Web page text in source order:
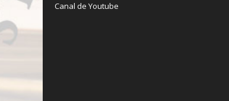
Canal de Youtube